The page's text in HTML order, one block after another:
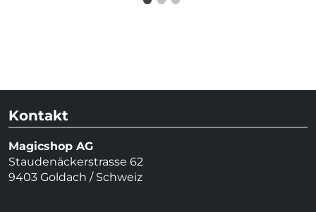
Kontakt
Magicshop AG
Staudenäckerstrasse 62
9403 Goldach / Schweiz